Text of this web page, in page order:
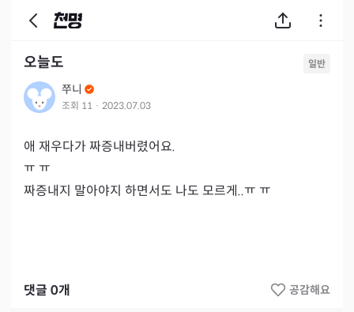
오늘도 일반
쭈니
조회 11 · 2023.07.03
애 재우다가 짜증내버렸어요.
ㅠ ㅠ
짜증내지 말아야지 하면서도 나도 모르게..ㅠ ㅠ
댓글 0개 공감해요